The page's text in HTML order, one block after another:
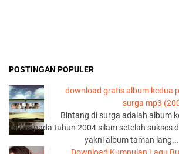
POSTINGAN POPULER
download gratis album kedua
surga mp3
Bintang di surga adalah album
di rilis pada tahun 2004 silam setelah sukses
yakni album taman lang...